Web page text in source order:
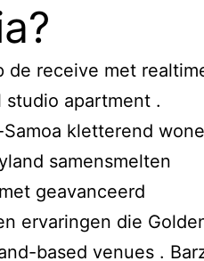
de receive met
studio apartment .
kletterend
samensmelten
geavanceerd
ervaringen die
based venues .